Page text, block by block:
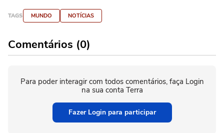
TAGS MUNDO NOTÍCIAS
Comentários (0)
Para poder interagir com todos comentários, faça Login
na sua conta Terra
Fazer Login para participar